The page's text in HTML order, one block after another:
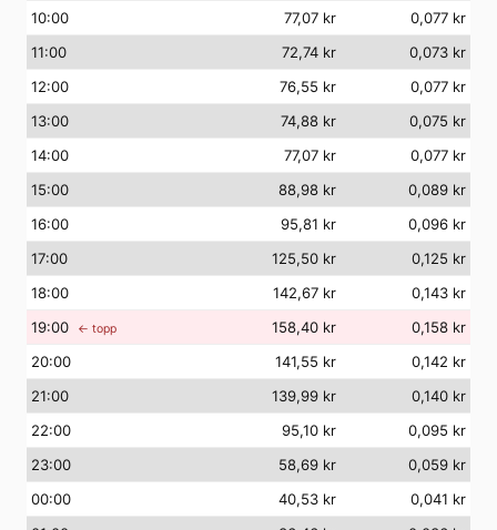
10:00 77,07 kr
0,077 kr
11:00 72,74 kr
0,073 kr
12:00 76,55 kr
0,077 kr
13:00 74,88 kr
0,075 kr
14:00 77,07 kr
0,077 kr
15:00 88,98 kr
0,089 kr
16:00 95,81 kr
0,096 kr
17:00 125,50 kr
0,125 kr
18:00 142,67 kr
0,143 kr
19:00 ← topp 158,40 kr
0,158 kr
20:00 141,55 kr
0,142 kr
21:00 139,99 kr
0,140 kr
22:00 95,10 kr
0,095 kr
23:00 58,69 kr
0,059 kr
00:00 40,53 kr
0,041 kr